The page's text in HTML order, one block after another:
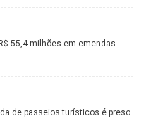
55,4 milhões em emendas
de passeios turísticos é preso